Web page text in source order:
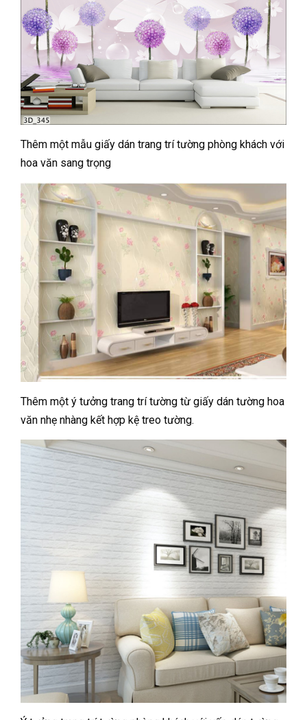
Thêm một mẫu giấy dán trang trí tường phòng khách với
hoa văn sang trọng
Thêm một ý tưởng trang trí tường từ giấy dán tường hoa
văn nhẹ nhàng kết hợp kệ treo tường.